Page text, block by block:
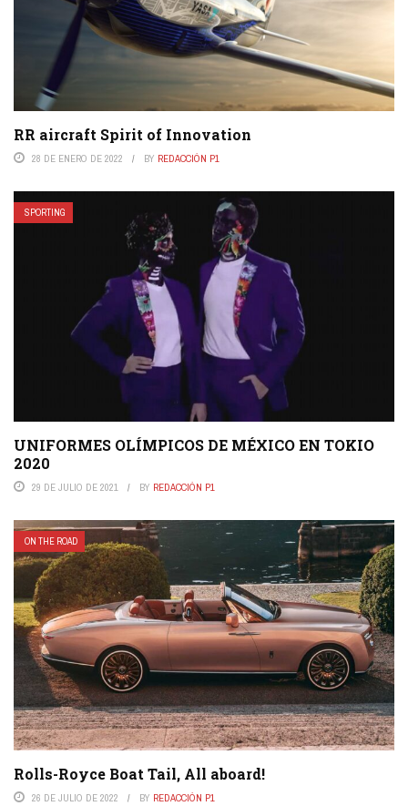
RR aircraft Spirit of Innovation
28 DE ENERO DE 2022 BY REDACCIÓN P1
SPORTING
UNIFORMES OLÍMPICOS DE MÉXICO EN TOKIO
2020
29 DE JULIO DE 2021 BY REDACCIÓN P1
ON THE ROAD
Rolls-Royce Boat Tail, All aboard!
26 DE JULIO DE 2022 BY REDACCIÓN P1